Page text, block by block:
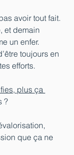
avoir tout fait.
et demain
un enfer.
toujours en
efforts.
plus ça
?
que ça ne